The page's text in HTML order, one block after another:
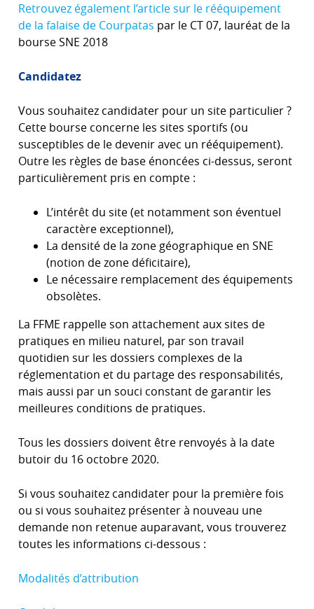
Retrouvez également l’article sur le rééquipement
de la falaise de Courpatas par le CT 07, lauréat de la
bourse SNE 2018
Candidatez
Vous souhaitez candidater pour un site particulier ?
Cette bourse concerne les sites sportifs (ou
susceptibles de le devenir avec un rééquipement).
Outre les règles de base énoncées ci-dessus, seront
particulièrement pris en compte :
L’intérêt du site (et notamment son éventuel
caractère exceptionnel),
La densité de la zone géographique en SNE
(notion de zone déficitaire),
Le nécessaire remplacement des équipements
obsolètes.
La FFME rappelle son attachement aux sites de
pratiques en milieu naturel, par son travail
quotidien sur les dossiers complexes de la
réglementation et du partage des responsabilités,
mais aussi par un souci constant de garantir les
meilleures conditions de pratiques.
Tous les dossiers doivent être renvoyés à la date
butoir du 16 octobre 2020.
Si vous souhaitez candidater pour la première fois
ou si vous souhaitez présenter à nouveau une
demande non retenue auparavant, vous trouverez
toutes les informations ci-dessous :
Modalités d’attribution